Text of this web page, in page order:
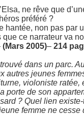
ne rêve que
préféré ?
hantée, non pas par
que ce narrateur va
(Mars 2005)– 214
dans un parc.
autres jeunes
violoniste
porte de son
? Quel lien
femme ne cesse